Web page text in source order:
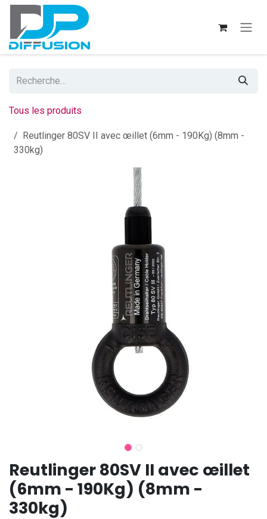
Se rendre au contenu
Tous les produits
Reutlinger 80SV II avec œillet (6mm - 190Kg) (8mm -
330kg)
Reutlinger 80SV II avec œillet
(6mm - 190Kg) (8mm -
330kg)